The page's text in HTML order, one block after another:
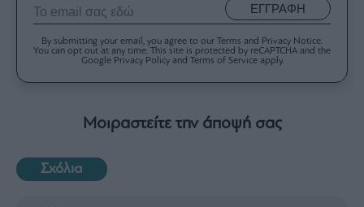
ΕΓΓΡΑΦΗ
By submitting your email, you agree to our Terms and Privacy Notice.
You can opt out at any time. This site is protected by reCAPTCHA and the
Google Privacy Policy and Terms of Service apply.
Μοιραστείτε την άποψή σας
Σχόλια